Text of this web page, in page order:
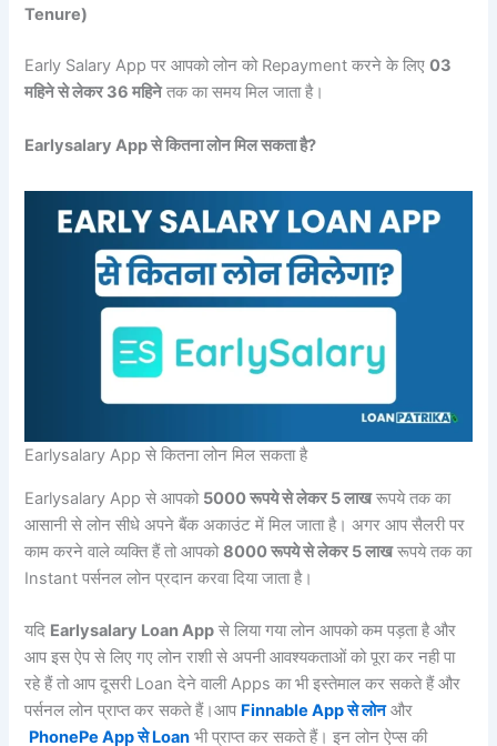
Tenure)
Early Salary App पर आपको लोन को Repayment करने के लिए03
महिने से लेकर 36 महिनेतक का समय मिल जाता है।
Earlysalary App से कितना लोन मिल सकता है?
Earlysalary App से कितना लोन मिल सकता है
Earlysalary App से आपको 5000 रूपये से लेकर 5 लाखरूपये तक का
आसानी से लोन सीधे अपने बैंक अकाउंट में मिल जाता है। अगर आप सैलरी पर
काम करने वाले व्यक्ति हैं तो आपको8000 रूपये से लेकर 5 लाखरूपये तक का
Instant पर्सनल लोन प्रदान करवा दिया जाता है।
यदि Earlysalary Loan App से लिया गया लोन आपको कम पड़ता है और
आप इस ऐप से लिए गए लोन राशी से अपनी आवश्यकताओं को पूरा कर नही पा
रहे हैं तो आप दूसरी Loan देने वाली Apps का भी इस्तेमाल कर सकते हैं और
पर्सनल लोन प्राप्त कर सकते हैं।आप Finnable App से लोनऔर
PhonePe App से Loan भी प्राप्त कर सकते हैं। इन लोन ऐप्स की